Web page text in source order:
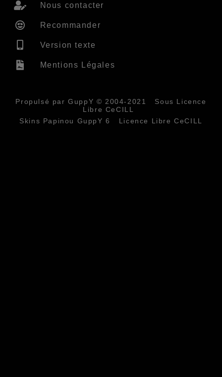
Nous contacter
Recommander
Version texte
Mentions Légales
Propulsé par GuppY © 2004-2021
Sous Licence
Libre CeCILL
Skins Papinou GuppY 6
Licence Libre CeCILL